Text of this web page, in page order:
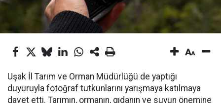
Uşak İl Tarım ve Orman Müdürlüğü de yaptığı
duyuruyla fotoğraf tutkunlarını yarışmaya katılmaya
davet etti. Tarımın, ormanın, gıdanın ve suyun önemine